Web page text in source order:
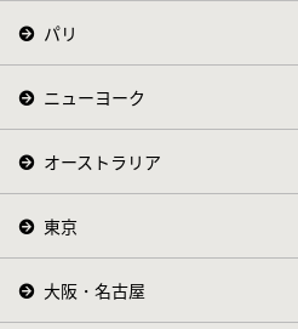
パリ
ニューヨーク
オーストラリア
東京
大阪・名古屋